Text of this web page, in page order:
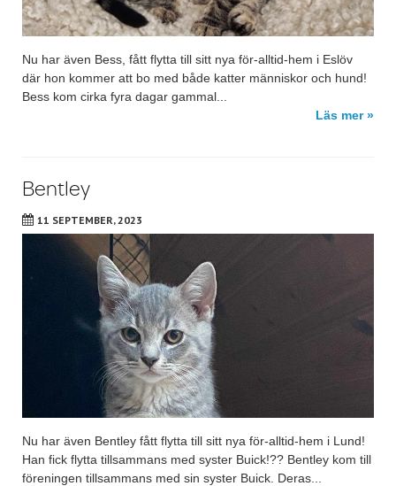
Nu har även Bess, fått flytta till sitt nya för-alltid-hem i Eslöv
där hon kommer att bo med både katter människor och hund!
Bess kom cirka fyra dagar gammal...
Läs mer »
Bentley
11 SEPTEMBER, 2023
Nu har även Bentley fått flytta till sitt nya för-alltid-hem i Lund!
Han fick flytta tillsammans med syster Buick!?? Bentley kom till
föreningen tillsammans med sin syster Buick. Deras...